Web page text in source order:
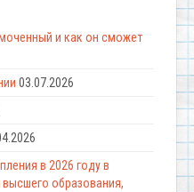
и как он сможет
03.07.2026
в 2026 году в
образования,